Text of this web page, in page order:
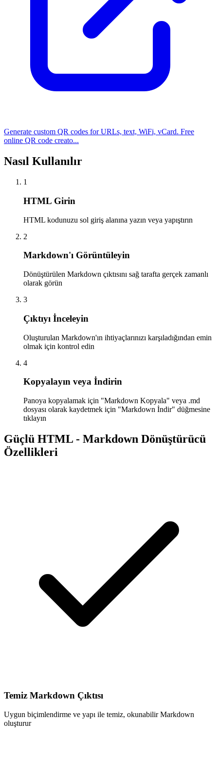
Generate custom QR codes for URLs, text, WiFi, vCard. Free
online QR code creato...
Nasıl Kullanılır
1
HTML Girin
HTML kodunuzu sol giriş alanına yazın veya yapıştırın
2
Markdown'ı Görüntüleyin
Dönüştürülen Markdown çıktısını sağ tarafta gerçek zamanlı
olarak görün
3
Çıktıyı İnceleyin
Oluşturulan Markdown'ın ihtiyaçlarınızı karşıladığından emin
olmak için kontrol edin
4
Kopyalayın veya İndirin
Panoya kopyalamak için "Markdown Kopyala" veya .md
dosyası olarak kaydetmek için "Markdown İndir" düğmesine
tıklayın
Güçlü HTML - Markdown Dönüştürücü
Özellikleri
Temiz Markdown Çıktısı
Uygun biçimlendirme ve yapı ile temiz, okunabilir Markdown
oluşturur